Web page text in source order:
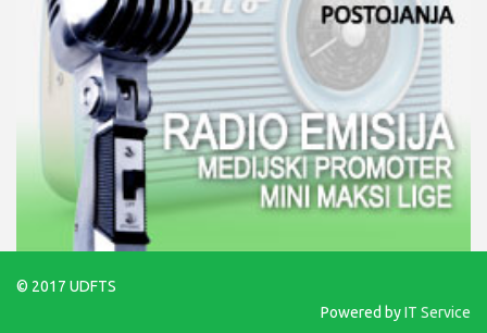
© 2017 UDFTS
Powered byIT Service